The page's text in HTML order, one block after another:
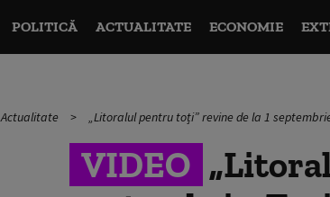
POLITICĂ ACTUALITATE ECONOMIE
Actualitate „Litoralul pentru toți” revine de la 1
VIDEO